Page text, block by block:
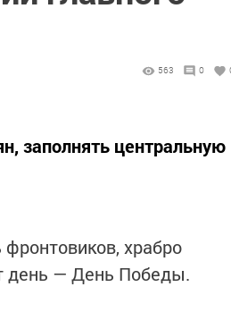
563 0
заполнять центральную
храбро
день — День Победы.